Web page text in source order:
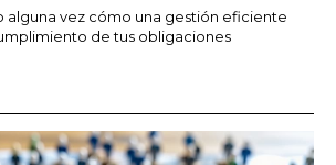
alguna vez cómo una gestión eficiente
de tus obligaciones